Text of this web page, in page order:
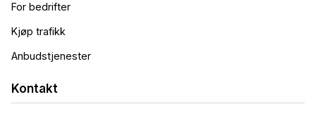
For bedrifter
Kjøp trafikk
Anbudstjenester
Kontakt